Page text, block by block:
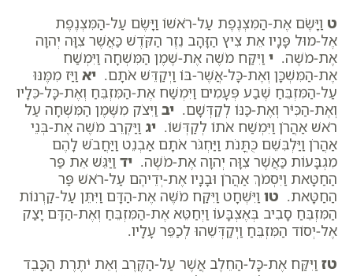
ט וַיָּשֶׂם אֶת-הַמִּצְנֶפֶת עַל-רֹאשׁוֹ וַיָּשֶׂם עַל-הַמִּצְנֶפֶת
אֶל-מוּל פָּנָיו אֵת צִיץ הַזָּהָב נֵזֶר הַקֹּדֶשׁ כַּאֲשֶׁר צִוָּה יְהוָה
אֶת-מֹשֶׁה. י וַיִּקַּח מֹשֶׁה אֶת-שֶׁמֶן הַמִּשְׁחָה וַיִּמְשַׁח
אֶת-הַמִּשְׁכָּן וְאֶת-כָּל-אֲשֶׁר-בּוֹ וַיְקַדֵּשׁ אֹתָם. יא וַיַּז מִמֶּנּוּ
עַל-הַמִּזְבֵּחַ שֶׁבַע פְּעָמִים וַיִּמְשַׁח אֶת-הַמִּזְבֵּחַ וְאֶת-כָּל-כֵּלָיו
וְאֶת-הַכִּיֹּר וְאֶת-כַּנּוֹ לְקַדְּשָׁם. יב וַיִּצֹק מִשֶּׁמֶן הַמִּשְׁחָה עַל
רֹאשׁ אַהֲרֹן וַיִּמְשַׁח אֹתוֹ לְקַדְּשׁוֹ. יג וַיַּקְרֵב מֹשֶׁה אֶת-בְּנֵי
אַהֲרֹן וַיַּלְבִּשֵׁם כֻּתֳּנֹת וַיַּחְגֹּר אֹתָם אַבְנֵט וַיַּחֲבֹשׁ לָהֶם
מִגְבָּעוֹת כַּאֲשֶׁר צִוָּה יְהוָה אֶת-מֹשֶׁה. יד וַיַּגֵּשׁ אֵת פַּר
הַחַטָּאת וַיִּסְמֹךְ אַהֲרֹן וּבָנָיו אֶת-יְדֵיהֶם עַל-רֹאשׁ פַּר
הַחַטָּאת. טו וַיִּשְׁחָט וַיִּקַּח מֹשֶׁה אֶת-הַדָּם וַיִּתֵּן עַל-קַרְנוֹת
הַמִּזְבֵּחַ סָבִיב בְּאֶצְבָּעוֹ וַיְחַטֵּא אֶת-הַמִּזְבֵּחַ וְאֶת-הַדָּם יָצַק
אֶל-יְסוֹד הַמִּזְבֵּחַ וַיְקַדְּשֵׁהוּ לְכַפֵּר עָלָיו.
טז וַיִּקַּח אֶת-כָּל-הַחֵלֶב אֲשֶׁר עַל-הַקֶּרֶב וְאֵת יֹתֶרֶת הַכָּבֵד